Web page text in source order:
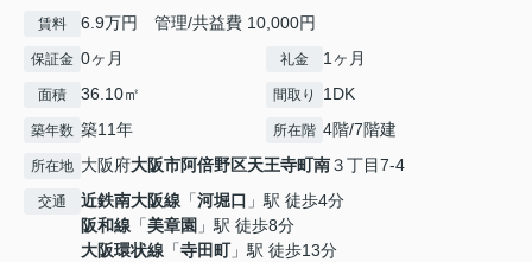
賃料 6.9万円 管理/共益費 10,000円
保証金 0ヶ月 礼金 1ヶ月
面積 36.10㎡ 間取り 1DK
築年数 築11年 所在階 4階/7階建
所在地 大阪府大阪市阿倍野区天王寺町南３丁目7-4
交通 近鉄南大阪線 「河堀口 」駅 徒歩4分
阪和線 「美章園 」駅 徒歩8分
大阪環状線 「寺田町」駅 徒歩13分